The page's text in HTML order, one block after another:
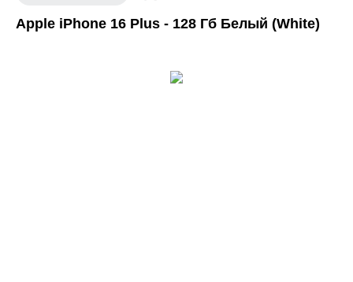
+7 495 960-31-54
Apple iPhone 16 Plus - 128 Гб Белый (White)